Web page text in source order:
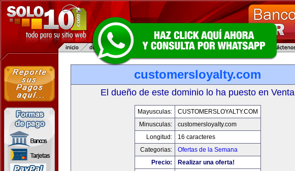
customersloyalty.com
El dueño de este dominio lo ha puesto en Venta
Mayusculas:
CUSTOMERSLOYALTY.COM
Minusculas:
customersloyalty.com
Longitud:
16 caracteres
Categorias:
Ofertas de la Semana
Precio:
Realizar una oferta!